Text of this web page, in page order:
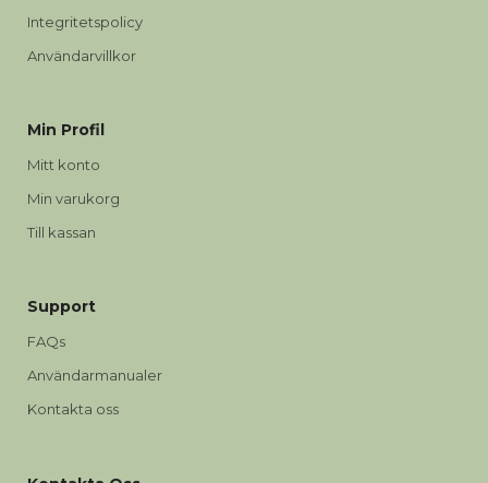
Integritetspolicy
Användarvillkor
Min Profil
Mitt konto
Min varukorg
Till kassan
Support
FAQs
Användarmanualer
Kontakta oss